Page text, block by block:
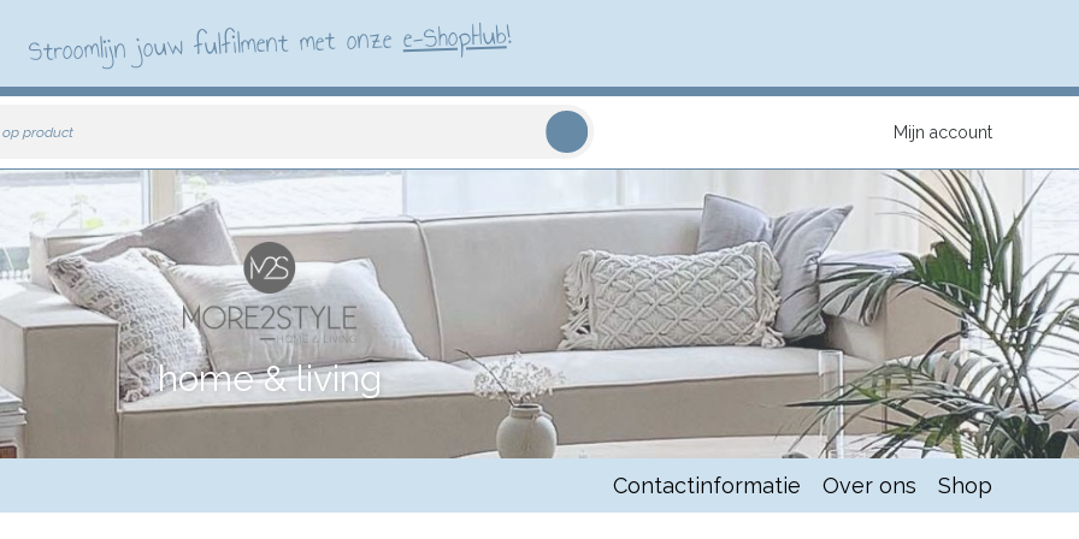
Stroomlijn jouw fulfilment met onzee-ShopHub!
op product Mijn account
home & living
Contactinformatie Over ons Shop